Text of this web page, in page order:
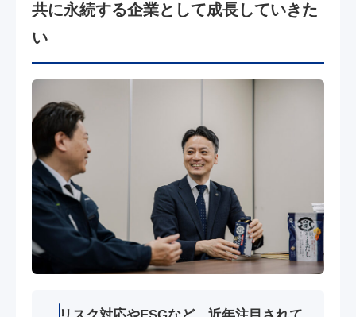
共に永続する企業として成長していきた
い